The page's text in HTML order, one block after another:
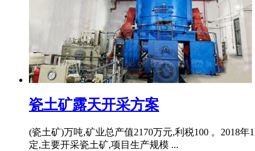
瓷土矿露天开采方案
(瓷土矿)万吨,矿业总产值2170万元,利税100 。2018
定,主要开采瓷土矿,项目生产规模 ...